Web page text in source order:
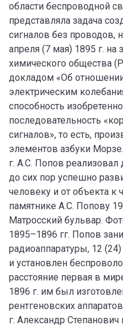
области беспроводной
представляла задача
сигналов без проводов,
апреля (7 мая) 1895 г. на
химического общества
докладом «Об
электрическим
способность
последовательность
сигналов», то есть,
элементов азбуки
г. А.С. Попов реализовал
до сих пор успешно
человеку и от объекта к
памятнике А.С. Попову
Матросский бульвар.
1895–1896 гг. Попов
радиоаппаратуры, 12
и установлен
расстояние первая в
1896 г. им был
рентгеновских
г. Александр